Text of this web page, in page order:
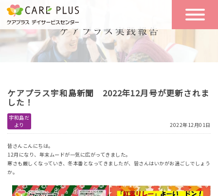
こんな方に
おすすめ
一日の流れ
一日体験
空き状況
リクルート
ケアプラス宇和島新聞 2022年12月号が更新されま
した！
宇和島だ
より
2022年12月01日
皆さんこんにちは。
12月になり、年末ムードが一気に広がってきました。
寒さも厳しくなっていき、冬本番となってきましたが、皆さんはいかがお過ごしでしょう
か。